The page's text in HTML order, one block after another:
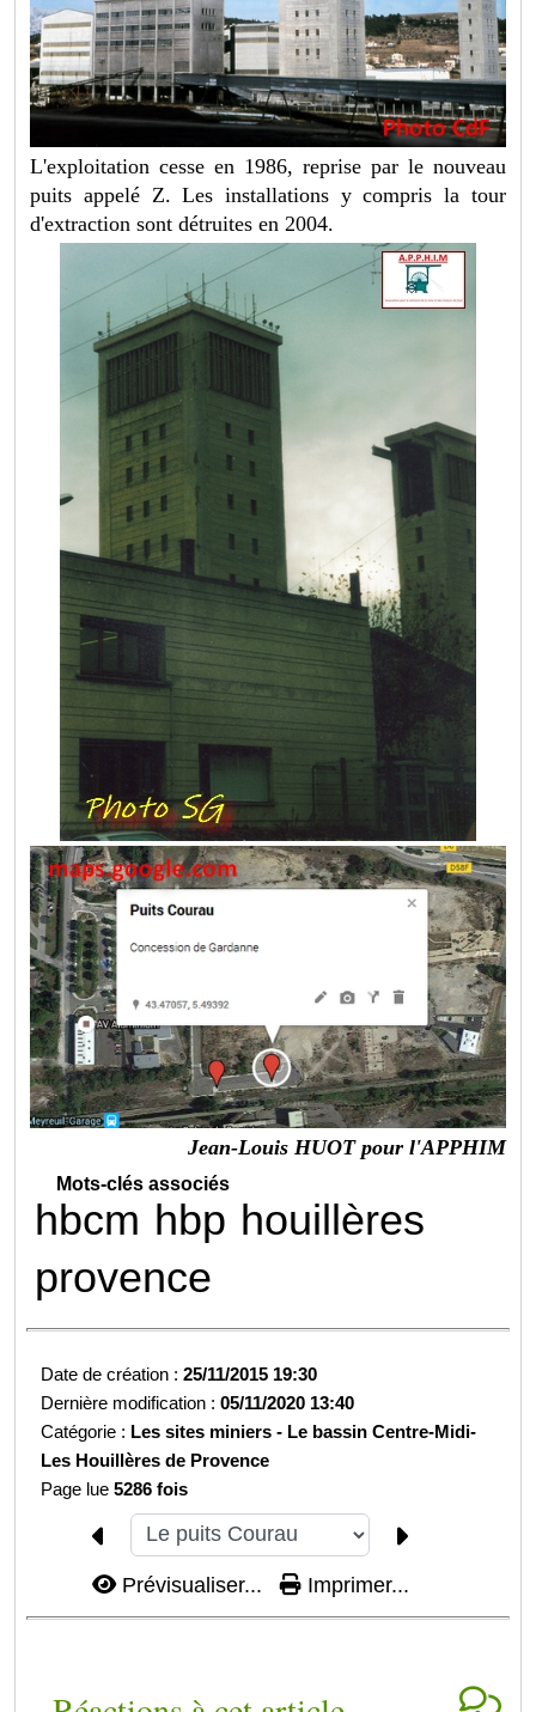
L'exploitation cesse en 1986, reprise par le nouveau
puits appelé Z. Les installations y compris la tour
d'extraction sont détruites en 2004.
Jean-Louis HUOT pour l'APPHIM
Mots-clés associés
hbcm hbp houillères
provence
Date de création :25/11/2015 19:30
Dernière modification :05/11/2020 13:40
Catégorie : Les sites miniers - Le bassin Centre-Midi-
Les Houillères de Provence
Page lue5286 fois
Prévisualiser... Imprimer...